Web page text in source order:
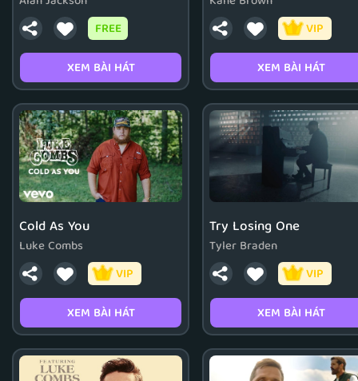
FREE
XEM BÀI HÁT
VIP
XEM BÀI HÁT
Cold As You
Luke Combs
VIP
XEM BÀI HÁT
Try Losing One
Tyler Braden
VIP
XEM BÀI HÁT